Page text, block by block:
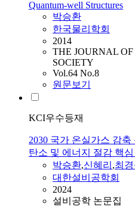
Quantum-well Structures
박승환
한국물리학회
2014
THE JOURNAL
SOCIETY
Vol.64 No.8
원문보기
KCI우수등재
2030 국가 온실가스 감
탄소 및 에너지 절감 핵
박승환,신혜리 ,최경
대한설비공학회
2024
설비공학 논문집